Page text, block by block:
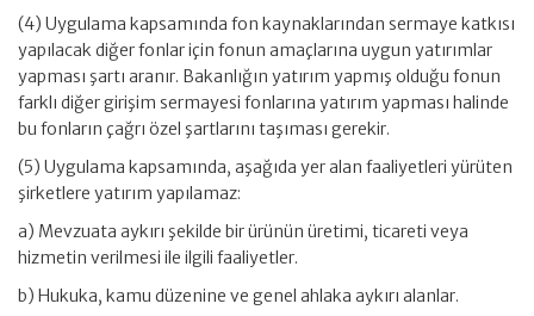
(4) Uygulama kapsamında fon kaynaklarından sermaye katkısı
yapılacak diğer fonlar için fonun amaçlarına uygun yatırımlar
yapması şartı aranır. Bakanlığın yatırım yapmış olduğu fonun
farklı diğer girişim sermayesi fonlarına yatırım yapması halinde
bu fonların çağrı özel şartlarını taşıması gerekir.
(5) Uygulama kapsamında, aşağıda yer alan faaliyetleri yürüten
şirketlere yatırım yapılamaz:
a) Mevzuata aykırı şekilde bir ürünün üretimi, ticareti veya
hizmetin verilmesi ile ilgili faaliyetler.
b) Hukuka, kamu düzenine ve genel ahlaka aykırı alanlar.